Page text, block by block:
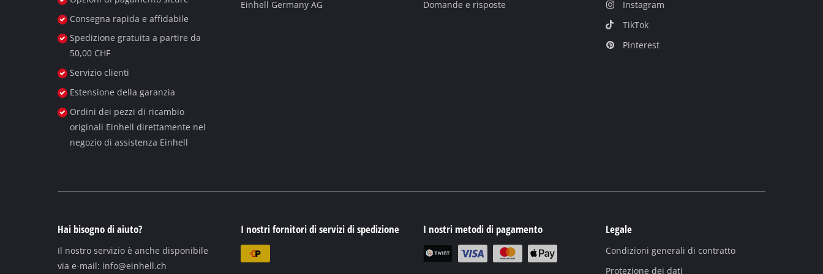
Consegna rapida e affidabile
Spedizione gratuita a partire da
50,00 CHF
Servizio clienti
Estensione della garanzia
Ordini dei pezzi di ricambio
originali Einhell direttamente nel
negozio di assistenza Einhell
Einhell Germany AG Domande e risposte
Instagram
TikTok
Pinterest
Hai bisogno di aiuto?
Il nostro servizio è anche disponibile
via e-mail: info@einhell.ch
I nostri fornitori di servizi di spedizione I nostri metodi di pagamento Legale
Condizioni generali di contratto
Protezione dei dati